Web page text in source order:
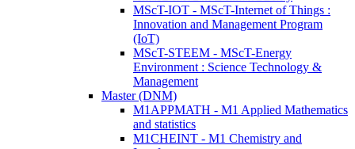
MScT-IOT - MScT-Internet of Things :
Innovation and Management Program
(IoT)
MScT-STEEM - MScT-Energy
Environment : Science Technology &
Management
Master (DNM)
M1APPMATH - M1 Applied Mathematics
and statistics
M1CHEINT - M1 Chemistry and